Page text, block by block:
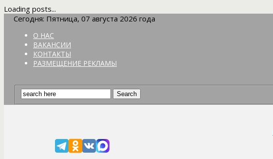
Loading posts...
Сегодня: Пятница, 07 августа 2026 года
О НАС
ВАКАНСИИ
КОНТАКТЫ
РАЗМЕЩЕНИЕ РЕКЛАМЫ